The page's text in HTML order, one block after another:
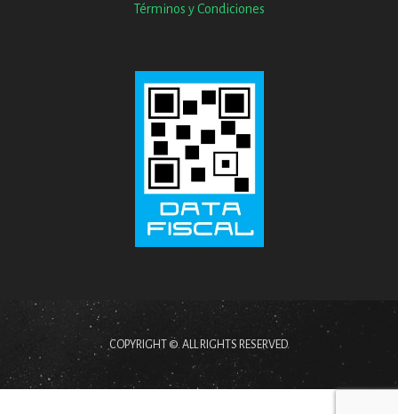
Términos y Condiciones
COPYRIGHT ©. ALL RIGHTS RESERVED.